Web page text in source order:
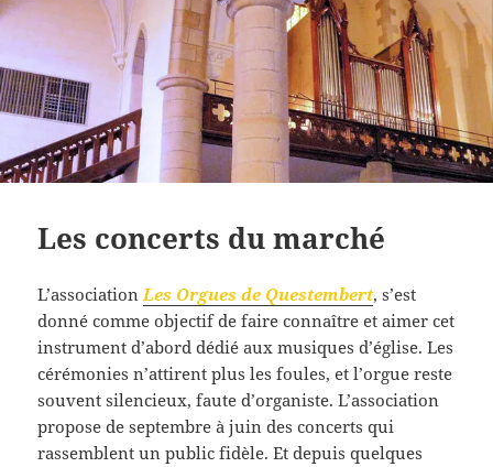
Les concerts du marché
L’associationLes Orgues de Questembert, s’est
donné comme objectif de faire connaître et aimer cet
instrument d’abord dédié aux musiques d’église. Les
cérémonies n’attirent plus les foules, et l’orgue reste
souvent silencieux, faute d’organiste. L’association
propose de septembre à juin des concerts qui
rassemblent un public fidèle. Et depuis quelques